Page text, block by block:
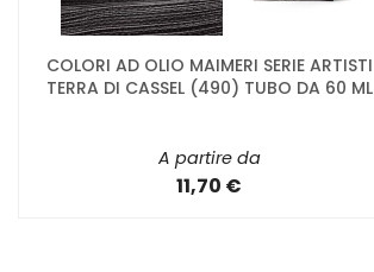
COLORI AD OLIO MAIMERI SERIE ARTISTI
TERRA DI CASSEL (490) TUBO DA 60 ML
A partire da
11,70 €